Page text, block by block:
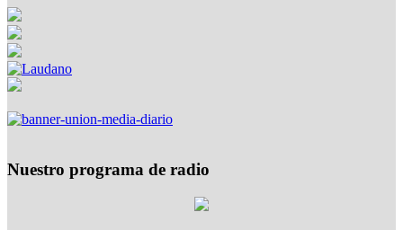
Nuestro programa de radio